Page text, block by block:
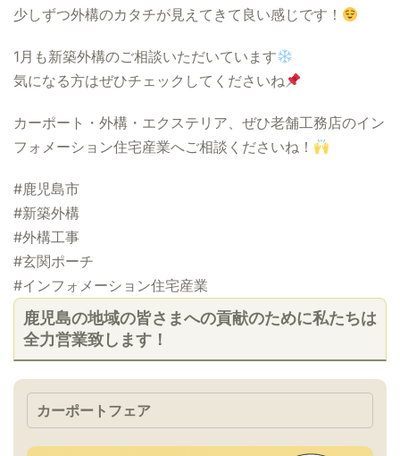
少しずつ外構のカタチが見えてきて良い感じです！
1月も新築外構のご相談いただいています
気になる方はぜひチェックしてくださいね
カーポート・外構・エクステリア、ぜひ老舗工務店のイン
フォメーション住宅産業へご相談くださいね！
#鹿児島市
#新築外構
#外構工事
#玄関ポーチ
#インフォメーション住宅産業
鹿児島の地域の皆さまへの貢献のために私たちは
全力営業致します！
カーポートフェア